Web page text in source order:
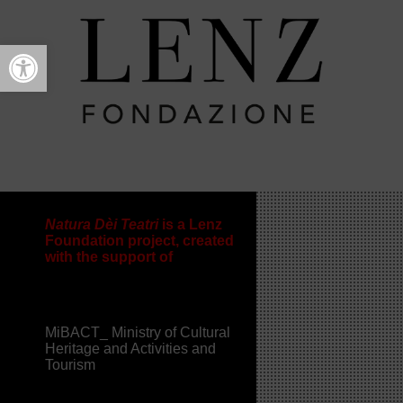
Open toolbarSupporters
FESTIVAL>2017
>
Natura Dèi Teatriis a Lenz
Foundation project, created
with the support of
MiBACT_ Ministry of Cultural
Heritage and Activities and
Tourism